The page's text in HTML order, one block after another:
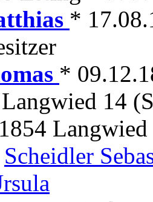
*
*
14
Scheidler